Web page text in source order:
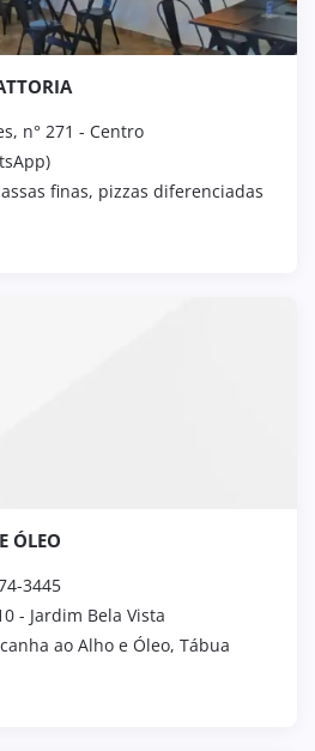
n° 271 - Centro
finas, pizzas diferenciadas
ÓLEO
3445
- Jardim Bela Vista
ao Alho e Óleo, Tábua